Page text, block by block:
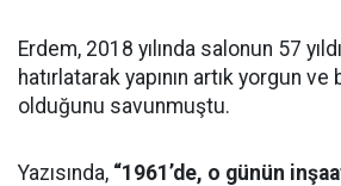
Erdem, 2018 yılında salonun 57
hatırlatarak yapının artık yorgun
olduğunu savunmuştu.
Yazısında, “1961’de, o günün